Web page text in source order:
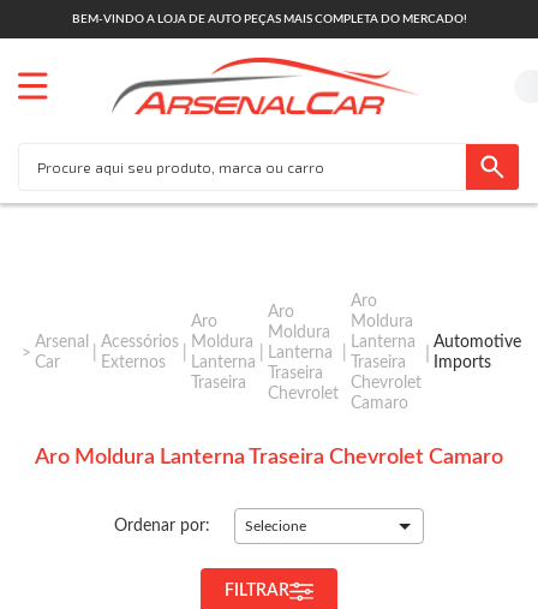
BEM-VINDO A LOJA DE AUTO PEÇAS MAIS COMPLETA DO MERCADO!
Arsenal
Car
Acessórios
Externos
Aro
Moldura
Lanterna
Traseira
Aro
Moldura
Lanterna
Traseira
Chevrolet
Aro
Moldura
Lanterna
Traseira
Chevrolet
Camaro
Automotive
Imports
Aro Moldura Lanterna Traseira Chevrolet Camaro
Ordenar por: Selecione
FILTRAR